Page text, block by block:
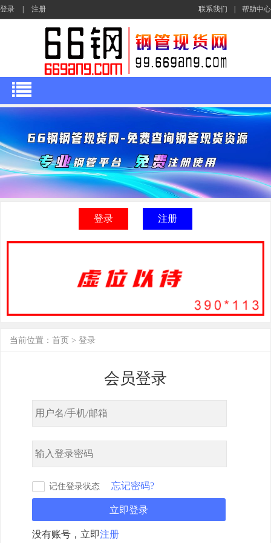
登录 注册 联系我们 帮助中心
登录 注册
当前位置： 首页 > 登录
会员登录
记住登录状态 忘记密码?
立即登录
没有账号，立即注册